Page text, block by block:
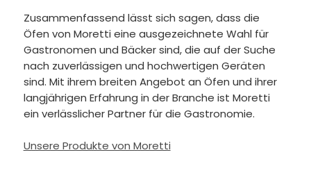
Zusammenfassend lässt sich sagen, dass die
Öfen von Moretti eine ausgezeichnete Wahl für
Gastronomen und Bäcker sind, die auf der Suche
nach zuverlässigen und hochwertigen Geräten
sind. Mit ihrem breiten Angebot an Öfen und ihrer
langjährigen Erfahrung in der Branche ist Moretti
ein verlässlicher Partner für die Gastronomie.
Unsere Produkte von Moretti